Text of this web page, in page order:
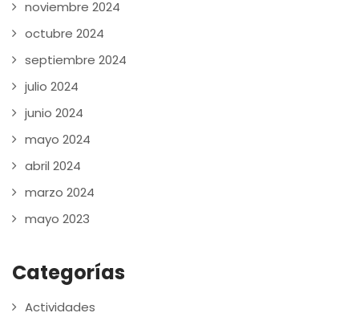
noviembre 2024
octubre 2024
septiembre 2024
julio 2024
junio 2024
mayo 2024
abril 2024
marzo 2024
mayo 2023
Categorías
Actividades